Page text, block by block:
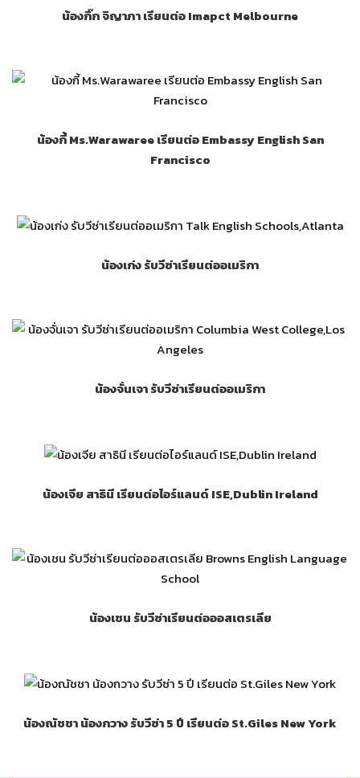
น้องกิ๊ก จิญาภา เรียนต่อ Imapct Melbourne
น้องกี้ Ms.Warawaree เรียนต่อ Embassy English San
Francisco
น้องเก่ง รับวีซ่าเรียนต่ออเมริกา
น้องจั่นเจา รับวีซ่าเรียนต่ออเมริกา
น้องเจีย สาธินี เรียนต่อไอร์แลนด์ ISE,Dublin Ireland
น้องเชน รับวีซ่าเรียนต่อออสเตรเลีย
น้องณัชชา น้องกวาง รับวีซ่า 5 ปี เรียนต่อ St.Giles New York